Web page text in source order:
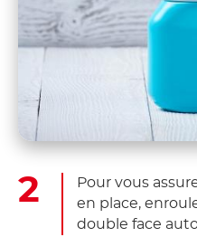
Pour vous
en place,
double face